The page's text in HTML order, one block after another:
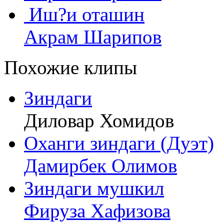
Иш?и оташин
Акрам Шарипов
Похожие клипы
Зиндаги
Диловар Хомидов
Оханги зиндаги (Дуэт)
Дамирбек Олимов
Зиндаги мушкил
Фируза Хафизова